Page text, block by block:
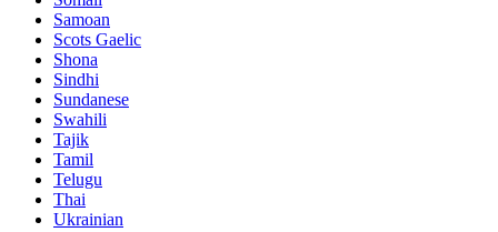
Samoan
Scots Gaelic
Shona
Sindhi
Sundanese
Swahili
Tajik
Tamil
Telugu
Thai
Ukrainian